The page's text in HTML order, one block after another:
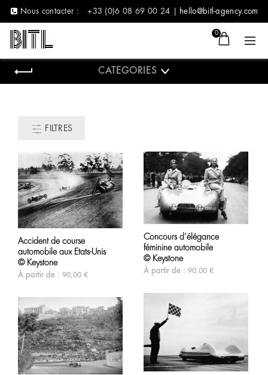
Nous contacter : +33 (0)6 08 69 00 24 | hello@bitl-agency.com
0
CATEGORIES
FILTRES
Ce
a
plusieurs
variations.
Les
options
être
choisies
sur
la
page
du
produit
Accident de course
automobile aux Etats-Unis
© Keystone
À partir de : 90,00 €
Ce
a
plusieurs
variations.
Les
options
choisies
page
du
produit
Concours d’élégance
féminine automobile
© Keystone
À partir de : 90,00 €
Ce
Ce